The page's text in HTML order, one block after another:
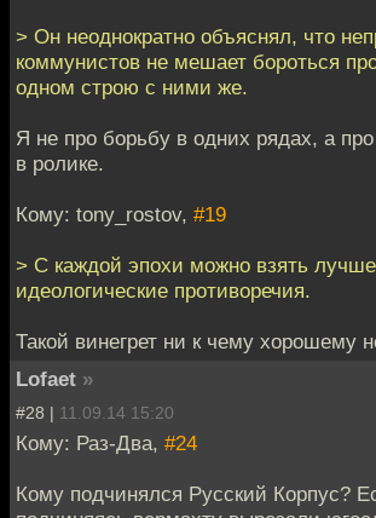
> Он неоднократно объяснял, что
коммунистов не мешает бороться
одном строю с ними же.
Я не про борьбу в одних рядах, а
в ролике.
Кому: tony_rostov, #19
> С каждой эпохи можно взять
идеологические противоречия.
Такой винегрет ни к чему хорошему
Lofaet »
#28 | 11.09.14 15:20
Кому: Раз-Два, #24
Кому подчинялся Русский Корпус?